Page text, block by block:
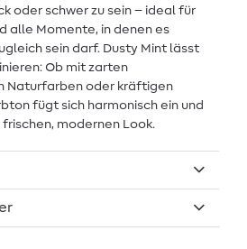
oder schwer zu sein – ideal für
alle Momente, in denen es
sein darf. Dusty Mint lässt
Ob mit zarten
Naturfarben oder kräftigen
fügt sich harmonisch ein und
modernen Look.